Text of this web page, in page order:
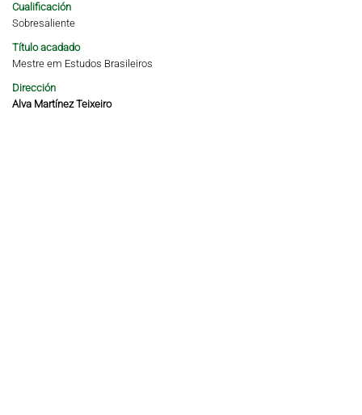
Cualificación
Sobresaliente
Título acadado
Mestre em Estudos Brasileiros
Dirección
Alva Martínez Teixeiro